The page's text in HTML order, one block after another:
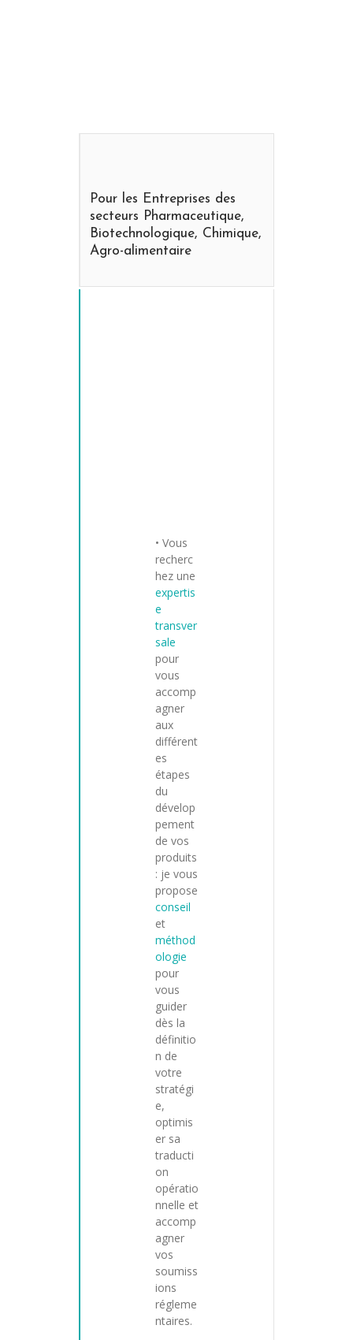
Pour les Entreprises des
secteurs Pharmaceutique,
Biotechnologique, Chimique,
Agro-alimentaire
• Vous
recherc
hez une
expertis
e
transver
sale
pour
vous
accomp
agner
aux
différent
es
étapes
du
dévelop
pement
de vos
produits
: je vous
propose
conseil
et
méthod
ologie
pour
vous
guider
dès la
définitio
n de
votre
stratégi
e,
optimis
er sa
traducti
on
opératio
nnelle et
accomp
agner
vos
soumiss
ions
régleme
ntaires.